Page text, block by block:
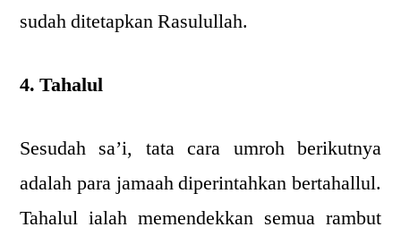
sudah ditetapkan Rasulullah.
4. Tahalul
Sesudah sa’i, tata cara umroh berikutnya
adalah para jamaah diperintahkan bertahallul.
Tahalul ialah memendekkan semua rambut